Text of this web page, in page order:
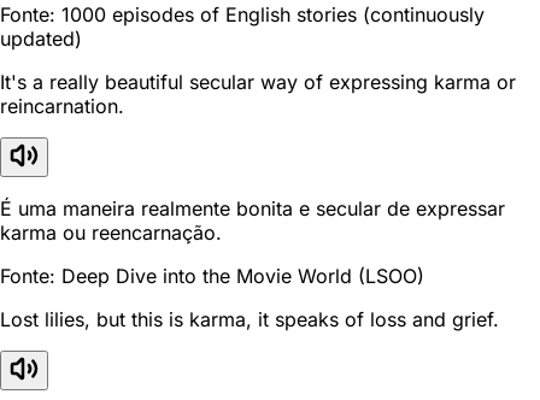
Fonte: 1000 episodes of English stories (continuously
updated)
It's a really beautiful secular way of expressing karma or
reincarnation.
É uma maneira realmente bonita e secular de expressar
karma ou reencarnação.
Fonte: Deep Dive into the Movie World (LSOO)
Lost lilies, but this is karma, it speaks of loss and grief.